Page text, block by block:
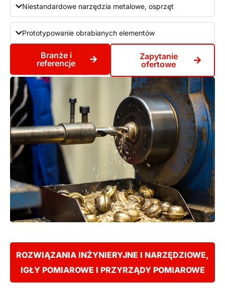
Niestandardowe narzędzia metalowe, osprzęt
Prototypowanie obrabianych elementów
Branże i
referencje
Zapytanie
ofertowe
ROZWIĄZANIA INŻYNIERYJNE I NARZĘDZIOWE,
IGŁY POMIAROWE I PRZYRZĄDY POMIAROWE